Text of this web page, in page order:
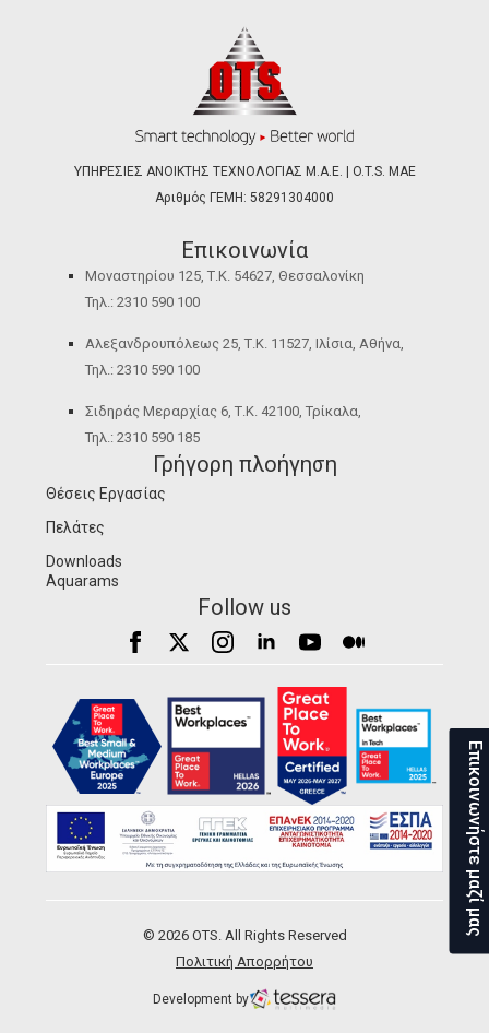
ΥΠΗΡΕΣΙΕΣ ΑΝΟΙΚΤΗΣ ΤΕΧΝΟΛΟΓΙΑΣ Μ.Α.Ε. | O.T.S. ΜΑΕ
Αριθμός ΓΕΜΗ: 58291304000
Επικοινωνία
Μοναστηρίου 125, Τ.Κ. 54627, Θεσσαλονίκη
Τηλ.: 2310 590 100
Αλεξανδρουπόλεως 25, Τ.Κ. 11527, Ιλίσια, Αθήνα,
Τηλ.: 2310 590 100
Σιδηράς Μεραρχίας 6, Τ.Κ. 42100, Τρίκαλα,
Τηλ.: 2310 590 185
Γρήγορη πλοήγηση
Θέσεις Εργασίας
Πελάτες
Downloads
Aquarams
Follow us
© 2026 OTS. All Rights Reserved
Πολιτική Απορρήτου
Development by
Επικοινωνήστε μαζί μας